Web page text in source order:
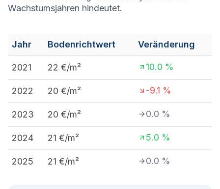
Wachstumsjahren hindeutet.
Jahr Bodenrichtwert Veränderung
2021 22 €/m² 10.0 %
2022 20 €/m² -9.1 %
2023 20 €/m² 0.0 %
2024 21 €/m² 5.0 %
2025 21 €/m² 0.0 %